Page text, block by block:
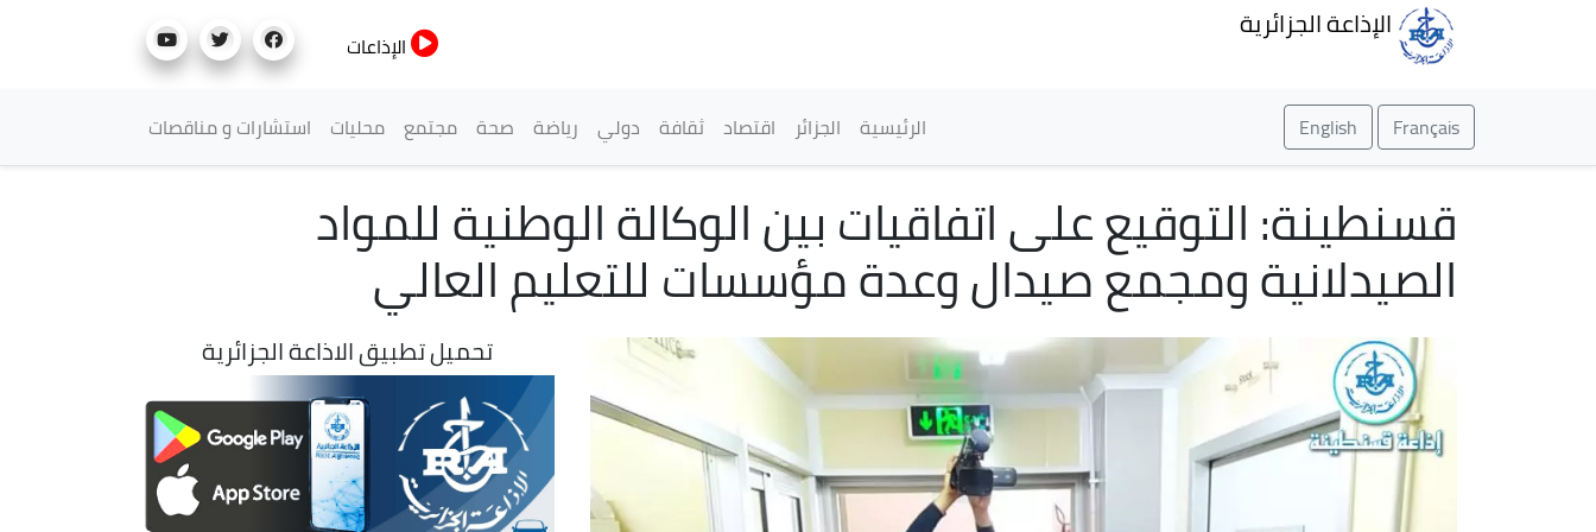
الإذاعة الجزائرية
الإذاعات
Français
English القائمة الرئيسية
الرئيسية الجزائر اقتصاد ثقافة دولي رياضة صحة مجتمع محليات استشارات و مناقصات
قسنطينة: التوقيع على اتفاقيات بين الوكالة الوطنية للمواد
الصيدلانية ومجمع صيدال وعدة مؤسسات للتعليم العالي
تحميل تطبيق الاذاعة الجزائرية